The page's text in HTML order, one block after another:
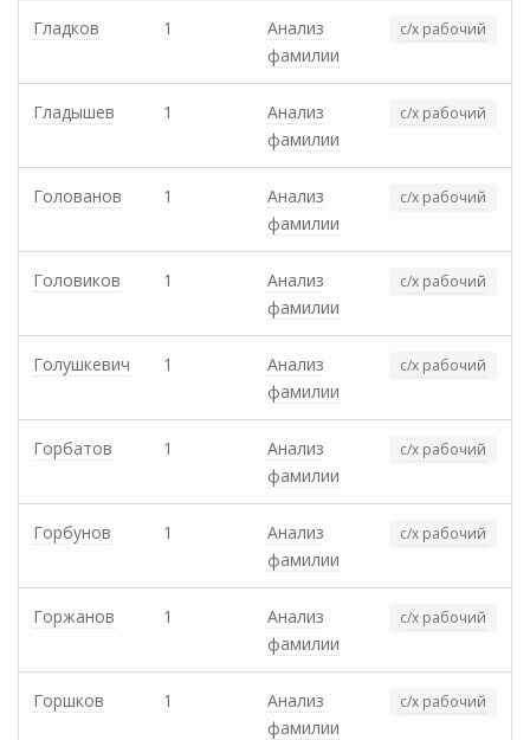
Гладков 1
Анализ
фамилии
с/х рабочий
Гладышев 1
Анализ
фамилии
с/х рабочий
Голованов 1
Анализ
фамилии
с/х рабочий
Головиков 1
Анализ
фамилии
с/х рабочий
Голушкевич 1
Анализ
фамилии
с/х рабочий
Горбатов 1
Анализ
фамилии
с/х рабочий
Горбунов 1
Анализ
фамилии
с/х рабочий
Горжанов 1
Анализ
фамилии
с/х рабочий
Горшков 1
Анализ
фамилии
с/х рабочий